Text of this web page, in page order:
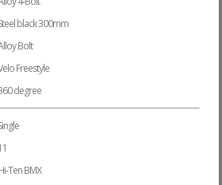
black 300mm
Bolt
Freestyle
degree
Ten BMX